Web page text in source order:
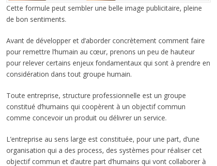
Cette formule peut sembler une belle image publicitaire, pleine
de bon sentiments.
Avant de développer et d’aborder concrètement comment faire
pour remettre l’humain au cœur, prenons un peu de hauteur
pour relever certains enjeux fondamentaux qui sont à prendre en
considération dans tout groupe humain.
Toute entreprise, structure professionnelle est un groupe
constitué d’humains qui coopèrent à un objectif commun
comme concevoir un produit ou délivrer un service.
L’entreprise au sens large est constituée, pour une part, d’une
organisation qui a des process, des systèmes pour réaliser cet
objectif commun et d’autre part d’humains qui vont collaborer à